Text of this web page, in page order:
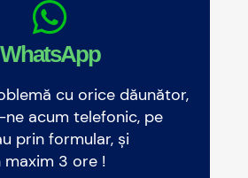
WhatsApp
cu orice dăunător,
acum telefonic, pe
prin formular, și
3 ore !